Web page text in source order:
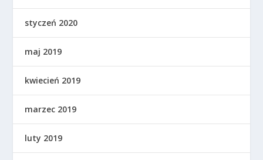
styczeń 2020
maj 2019
kwiecień 2019
marzec 2019
luty 2019